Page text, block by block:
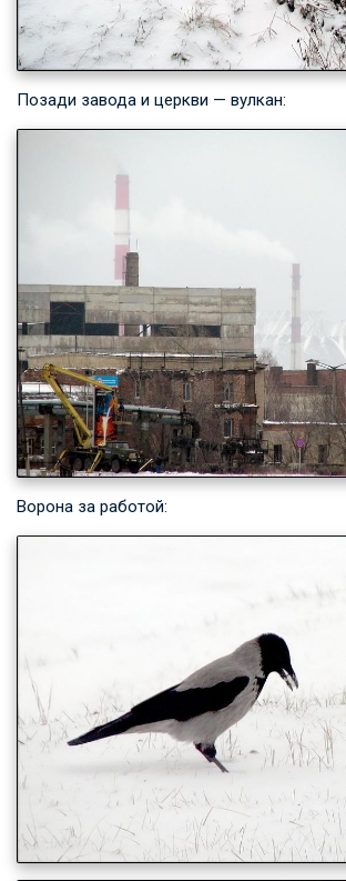
Позади завода и церкви — вулкан:
Ворона за работой: